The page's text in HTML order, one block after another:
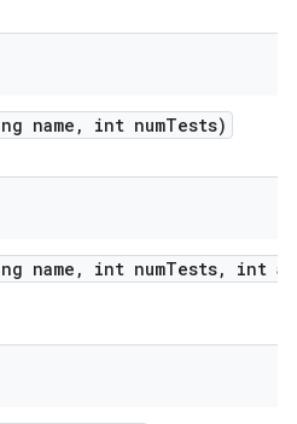
name , int numTests)
name , int numTests,
int